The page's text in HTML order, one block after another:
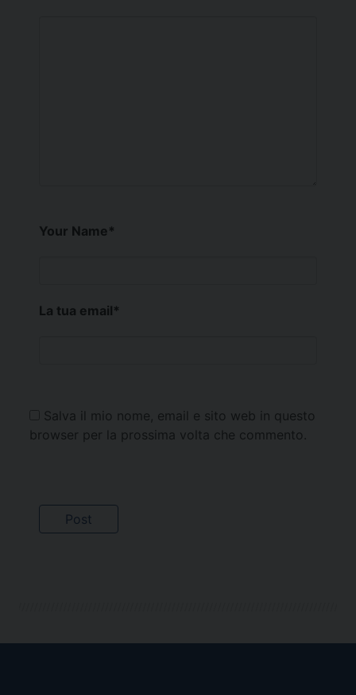
Your Name*
La tua email*
Salva il mio nome, email e sito web in questo
browser per la prossima volta che commento.